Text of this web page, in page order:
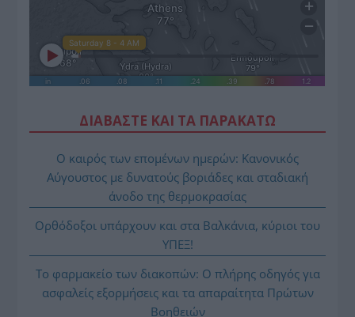
ΔΙΑΒΑΣΤΕ ΚΑΙ ΤΑ ΠΑΡΑΚΑΤΩ
Ο καιρός των επομένων ημερών: Κανονικός
Αύγουστος με δυνατούς βοριάδες και σταδιακή
άνοδο της θερμοκρασίας
Ορθόδοξοι υπάρχουν και στα Βαλκάνια, κύριοι του
ΥΠΕΞ!
Το φαρμακείο των διακοπών: Ο πλήρης οδηγός για
ασφαλείς εξορμήσεις και τα απαραίτητα Πρώτων
Βοηθειών